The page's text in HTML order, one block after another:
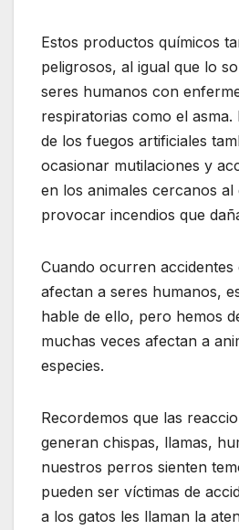
Estos productos químicos
peligrosos, al igual que lo
seres humanos con
respiratorias como el asma.
de los fuegos artificiales
ocasionar mutilaciones y
en los animales cercanos
provocar incendios que
Cuando ocurren accidentes
afectan a seres humanos,
hable de ello, pero hemos
muchas veces afectan a
especies.
Recordemos que las
generan chispas, llamas,
nuestros perros sienten
pueden ser víctimas de
a los gatos les llaman la